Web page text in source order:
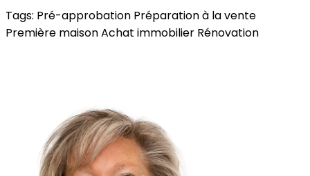
Tags: Pré-approbation Préparation à la vente
Première maisonAchat immobilier Rénovation